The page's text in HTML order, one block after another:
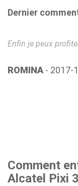
Dernier
Enfin je peux
ROMINA - 2017-
Comment
Alcatel Pixi